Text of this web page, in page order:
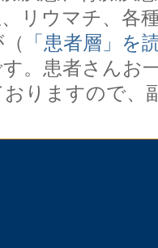
リウマチ、各
「患者層」を
。患者さんお
りますので、